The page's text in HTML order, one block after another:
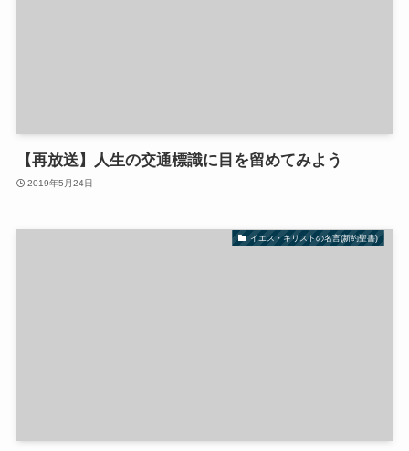
【再放送】人生の交通標識に目を留めてみよう
2019年5月24日
イエス・キリストの名言(新約聖書)